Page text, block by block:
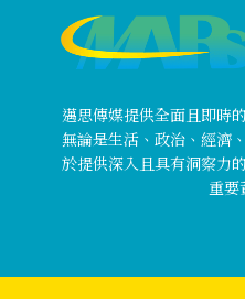
邁思傳媒提供全面且即時
無論是生活、政治、經濟
於提供深入且具有洞察力
重要